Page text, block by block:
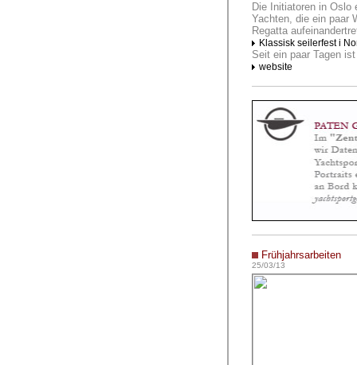
Die Initiatoren in Oslo
Yachten, die ein paar
Regatta
Klassisk seilerfest i
Seit ein paar Tagen
website
Frühjahrsarbeiten
25/03/13